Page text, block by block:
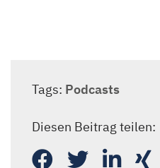
Tags: Podcasts
Diesen Beitrag teilen: